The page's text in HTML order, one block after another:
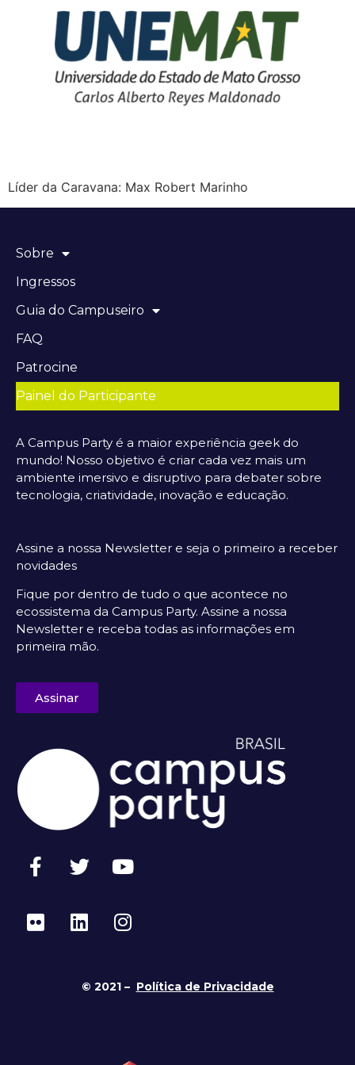
Líder da Caravana: Max Robert Marinho
Sobre
Ingressos
Guia do Campuseiro
FAQ
Patrocine
Painel do Participante
A Campus Party é a maior experiência geek do
mundo! Nosso objetivo é criar cada vez mais um
ambiente imersivo e disruptivo para debater sobre
tecnologia, criatividade, inovação e educação.
Assine a nossa Newsletter e seja o primeiro a receber
novidades
Fique por dentro de tudo o que acontece no
ecossistema da Campus Party. Assine a nossa
Newsletter e receba todas as informações em
primeira mão.
Assinar
© 2021 – Política de Privacidade